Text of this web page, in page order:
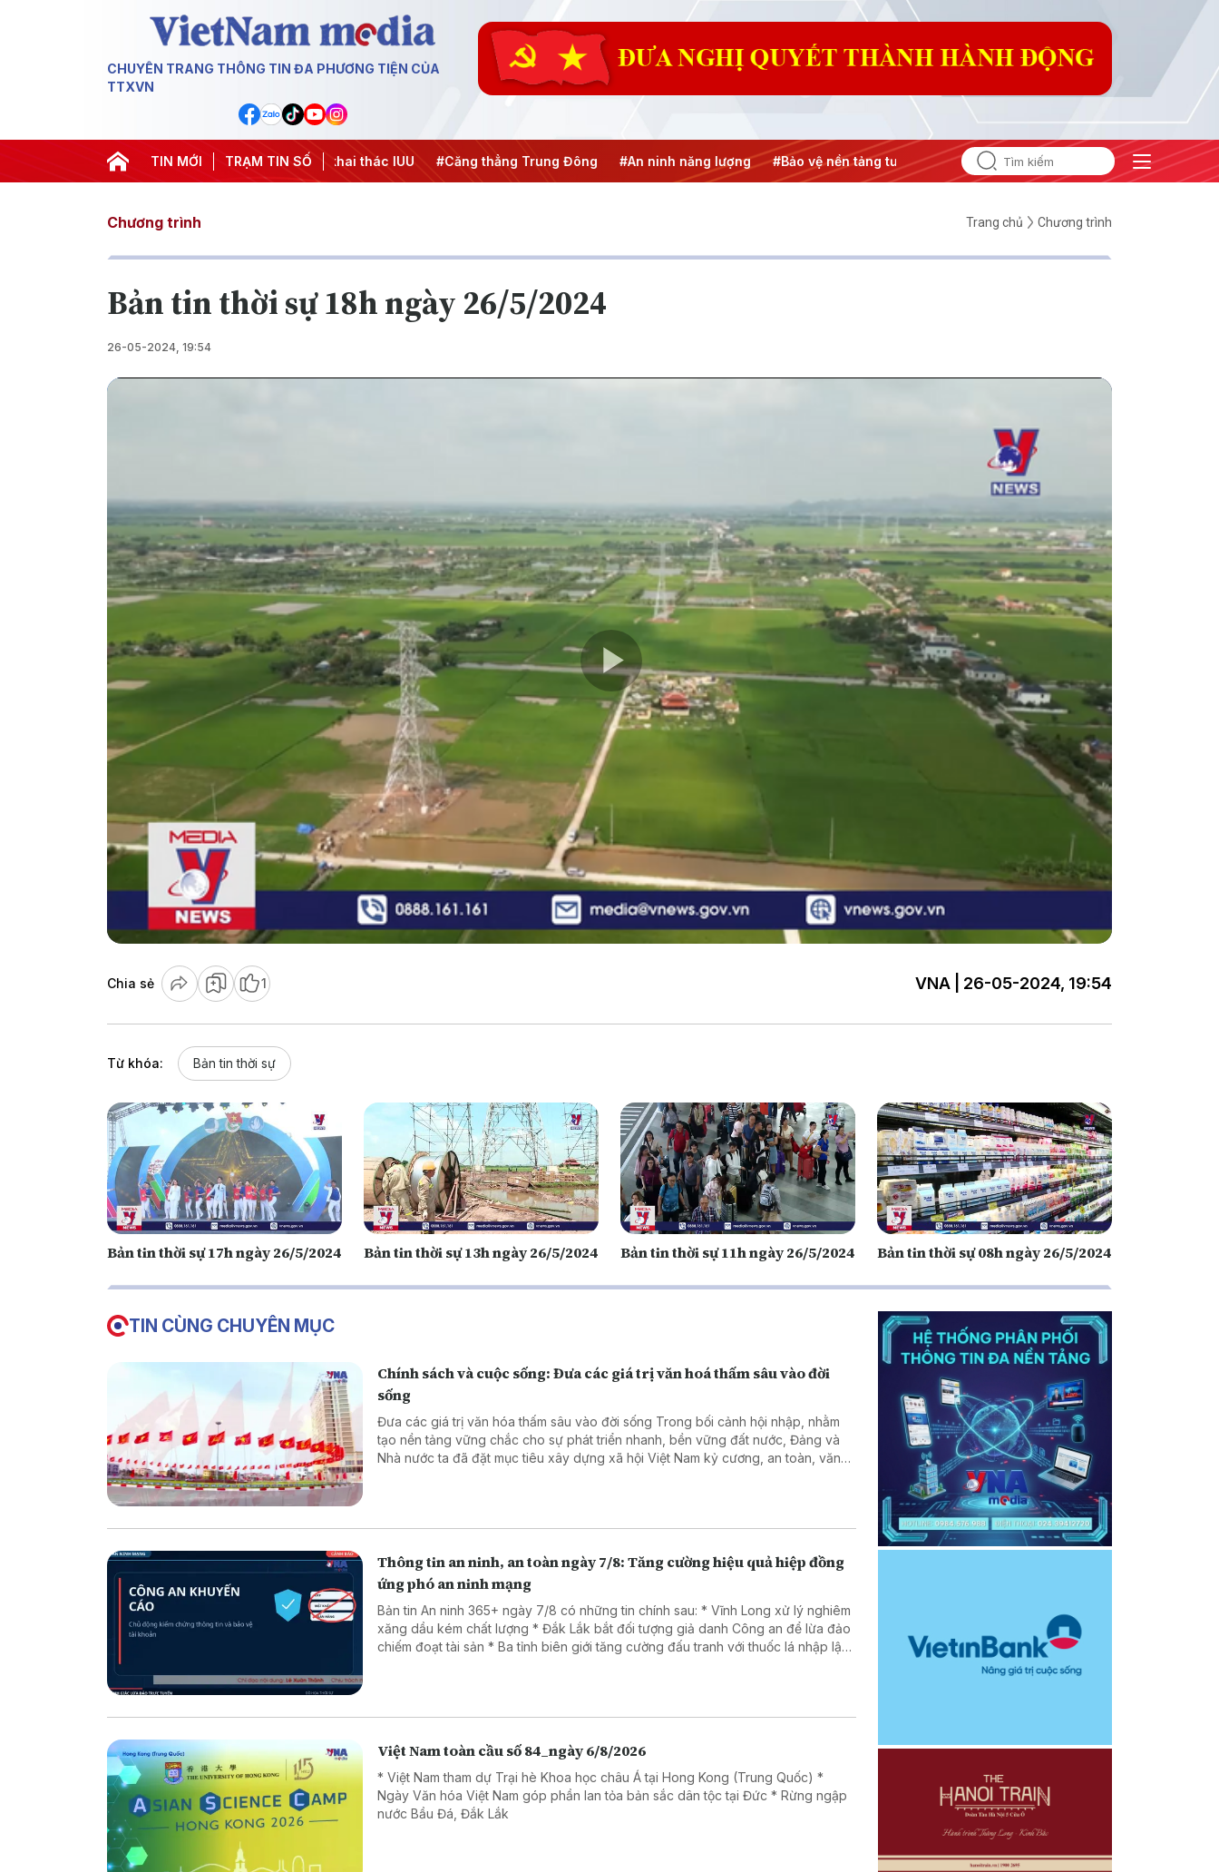
CHUYÊN TRANG THÔNG TIN ĐA PHƯƠNG TIỆN CỦA
TTXVN
TIN MỚI TRẠM TIN SỐ
#Chiến dịch 500 ngày đêm #Chống khai thác IUU #Căng thẳng Trung Đông #An ninh năng lượng #Bảo vệ nền tảng tư tưởng của Đảng #Hội nghị Trung ương 3
Chương trình Trang chủ Chương trình
Bản tin thời sự 18h ngày 26/5/2024
26-05-2024, 19:54
Play
Video
Chia sẻ 1 VNA | 26-05-2024, 19:54
Từ khóa: Bản tin thời sự
Bản tin thời sự 17h ngày 26/5/2024 Bản tin thời sự 13h ngày 26/5/2024 Bản tin thời sự 11h ngày 26/5/2024 Bản tin thời sự 08h ngày 26/5/2024
TIN CÙNG CHUYÊN MỤC
Chính sách và cuộc sống: Đưa các giá trị văn hoá thấm sâu vào đời
sống
Đưa các giá trị văn hóa thấm sâu vào đời sống Trong bối cảnh hội nhập, nhằm
tạo nền tảng vững chắc cho sự phát triển nhanh, bền vững đất nước, Đảng và
Nhà nước ta đã đặt mục tiêu xây dựng xã hội Việt Nam kỷ cương, an toàn, văn
dân là mục tiêu cao nhất.
Thông tin an ninh, an toàn ngày 7/8: Tăng cường hiệu quả hiệp đồng
ứng phó an ninh mạng
Bản tin An ninh 365+ ngày 7/8 có những tin chính sau: * Vĩnh Long xử lý nghiêm
xăng dầu kém chất lượng * Đắk Lắk bắt đối tượng giả danh Công an để lừa đảo
chiếm đoạt tài sản * Ba tỉnh biên giới tăng cường đấu tranh với thuốc lá nhập lậu
Việt Nam toàn cầu số 84_ngày 6/8/2026
* Việt Nam tham dự Trại hè Khoa học châu Á tại Hong Kong (Trung Quốc) *
Ngày Văn hóa Việt Nam góp phần lan tỏa bản sắc dân tộc tại Đức * Rừng ngập
nước Bầu Đá, Đắk Lắk